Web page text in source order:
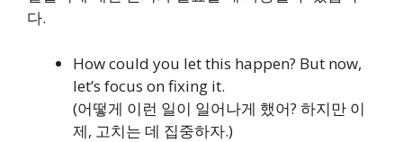
다.
How could you let this happen? But now,
let’s focus on fixing it.
(어떻게 이런 일이 일어나게 했어? 하지만 이
제, 고치는 데 집중하자.)